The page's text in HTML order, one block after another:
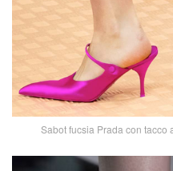
Sabot fucsia Prada con tacco